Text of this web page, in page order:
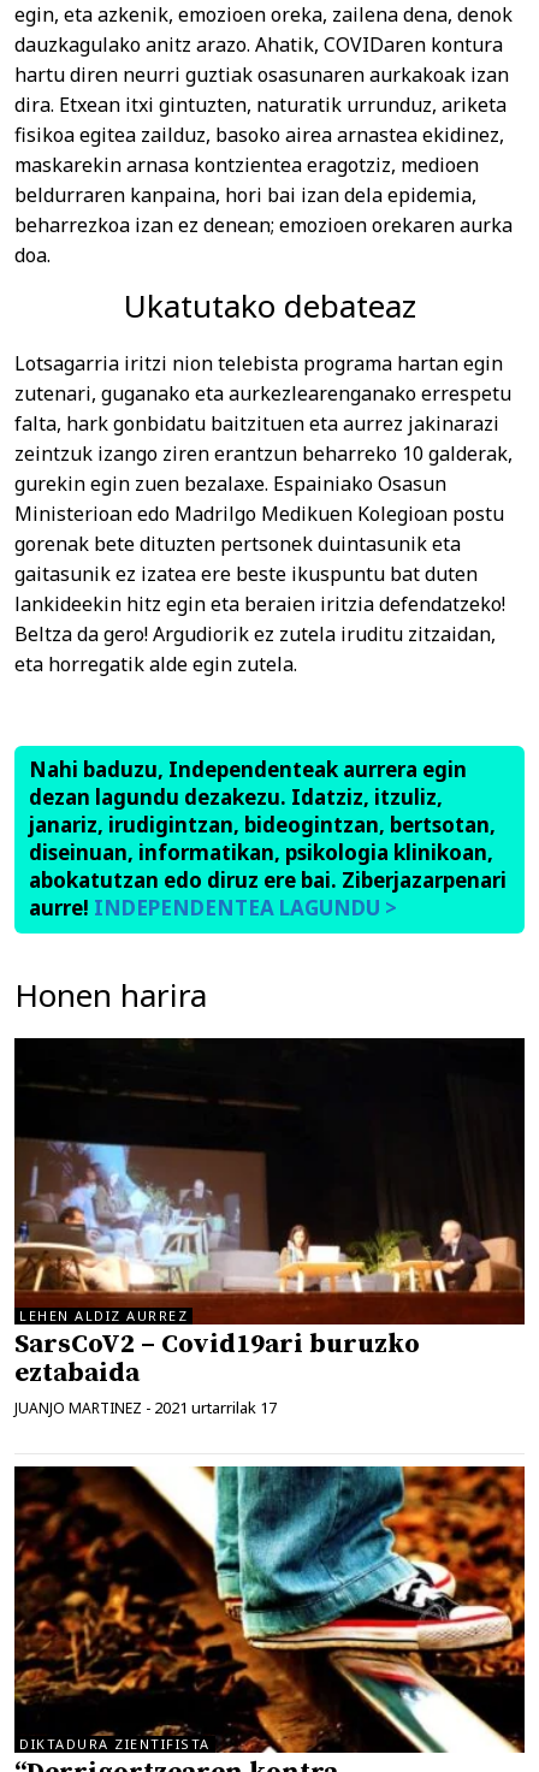
egin, eta azkenik, emozioen oreka, zailena dena, denok
dauzkagulako anitz arazo. Ahatik, COVIDaren kontura
hartu diren neurri guztiak osasunaren aurkakoak izan
dira. Etxean itxi gintuzten, naturatik urrunduz, ariketa
fisikoa egitea zailduz, basoko airea arnastea ekidinez,
maskarekin arnasa kontzientea eragotziz, medioen
beldurraren kanpaina, hori bai izan dela epidemia,
beharrezkoa izan ez denean; emozioen orekaren aurka
doa.
Ukatutako debateaz
Lotsagarria iritzi nion telebista programa hartan egin
zutenari, guganako eta aurkezlearenganako errespetu
falta, hark gonbidatu baitzituen eta aurrez jakinarazi
zeintzuk izango ziren erantzun beharreko 10 galderak,
gurekin egin zuen bezalaxe. Espainiako Osasun
Ministerioan edo Madrilgo Medikuen Kolegioan postu
gorenak bete dituzten pertsonek duintasunik eta
gaitasunik ez izatea ere beste ikuspuntu bat duten
lankideekin hitz egin eta beraien iritzia defendatzeko!
Beltza da gero! Argudiorik ez zutela iruditu zitzaidan,
eta horregatik alde egin zutela.
Nahi baduzu, Independenteak aurrera egin
dezan lagundu dezakezu. Idatziz, itzuliz,
janariz, irudigintzan, bideogintzan, bertsotan,
diseinuan, informatikan, psikologia klinikoan,
abokatutzan edo diruz ere bai. Ziberjazarpenari
aurre! INDEPENDENTEA LAGUNDU >
Honen harira
LEHEN ALDIZ AURREZ
SarsCoV2 – Covid19ari buruzko
eztabaida
JUANJO MARTINEZ - 2021 urtarrilak 17
DIKTADURA ZIENTIFISTA